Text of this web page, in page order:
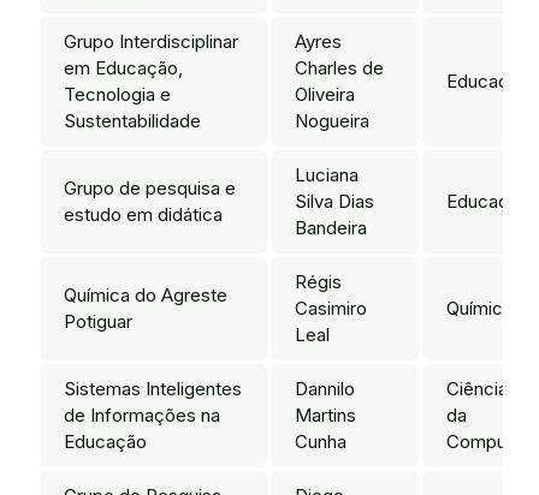
Grupo Interdisciplinar
em Educação,
Tecnologia e
Sustentabilidade
Ayres
Charles de
Oliveira
Nogueira
Educação
Grupo de pesquisa e
estudo em didática
Luciana
Silva Dias
Bandeira
Educação
Química do Agreste
Potiguar
Régis
Casimiro
Leal
Química
Sistemas Inteligentes
de Informações na
Educação
Dannilo
Martins
Cunha
Ciência
da